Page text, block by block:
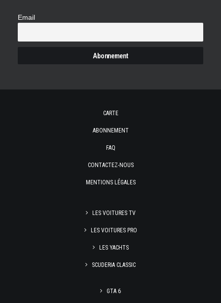
Email
CARTE
ABONNEMENT
FAQ
CONTACTEZ-NOUS
MENTIONS LÉGALES
LES VOITURES TV
LES VOITURES PRO
LES YACHTS
SCUDERIA CLASSIC
GTA 6